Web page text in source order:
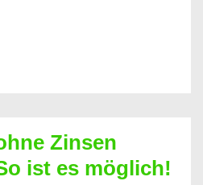
Zinsen
ist es möglich!